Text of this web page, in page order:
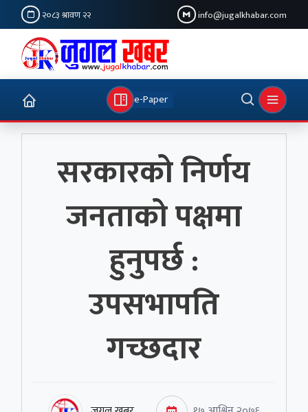
२०८३ श्रावण २२ info@jugalkhabar.com
e-Paper
सरकारको निर्णय
जनताको पक्षमा
हुनुपर्छ :
उपसभापति
गच्छदार